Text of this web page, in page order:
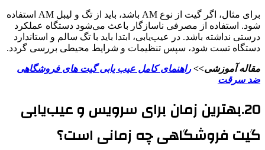
برای مثال، اگر گیت از نوع AM باشد، باید از تگ و لیبل AM استفاده
شود. استفاده از مصرفی ناسازگار باعث می‌شود دستگاه عملکرد
درستی نداشته باشد. در عیب‌یابی، ابتدا باید با تگ سالم و استاندارد
دستگاه تست شود، سپس تنظیمات و شرایط محیطی بررسی گردد.
مقاله آموزشی>>راهنمای کامل عیب یابی گیت های فروشگاهی
ضد سرقت
20.بهترین زمان برای سرویس و عیب‌یابی
گیت فروشگاهی چه زمانی است؟